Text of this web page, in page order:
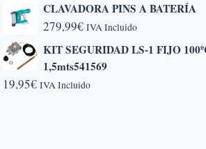
CLAVADORA PINS A BATERÍA
279,99€ IVA Incluido
KIT SEGURIDAD LS-1 FIJO
1,5mts541569
19,95€ IVA Incluido